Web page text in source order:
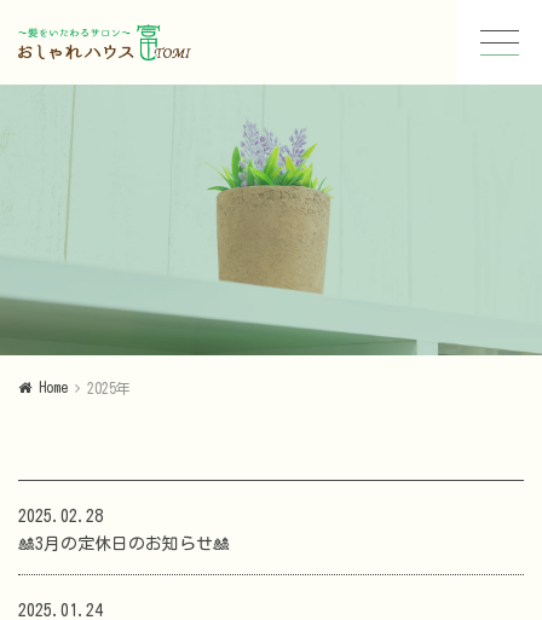
Home 2025年
2025.02.28
🎎3月の定休日のお知らせ🎎
2025.01.24